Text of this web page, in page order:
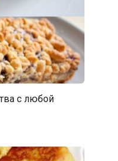
с любой